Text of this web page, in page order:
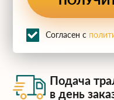
Подача
в день
Согласен с